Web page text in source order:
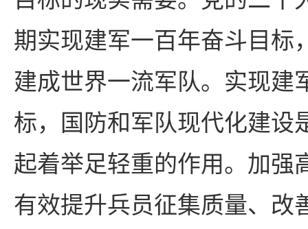
期实现建军一百年奋斗目标
建成世界一流军队。实现建
标，国防和军队现代化建设
起着举足轻重的作用。加强
有效提升兵员征集质量、改